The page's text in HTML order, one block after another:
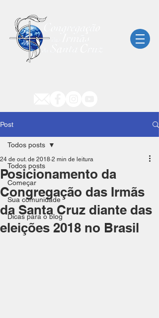
Post
Todos posts
Começar
Sua comunidade
Dicas para o blog
Todos posts
Posicionamento da
Congregação das Irmãs
da Santa Cruz diante das
eleições 2018 no Brasil
24 de out. de 2018 2 min de leitura